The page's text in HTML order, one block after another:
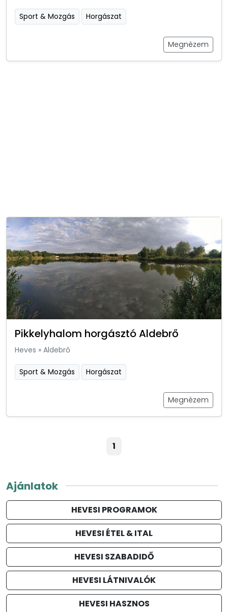
Sport & Mozgás Horgászat
Megnézem
Pikkelyhalom horgásztó Aldebrő
Heves » Aldebrő
Sport & Mozgás Horgászat
Megnézem
1
Ajánlatok
HEVESI PROGRAMOK
HEVESI ÉTEL & ITAL
HEVESI SZABADIDŐ
HEVESI LÁTNIVALÓK
HEVESI HASZNOS